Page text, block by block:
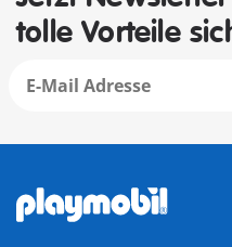
tolle Vorteile